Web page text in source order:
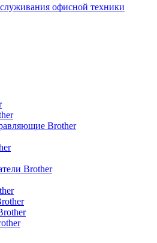
офисной техники
Brother
Brother